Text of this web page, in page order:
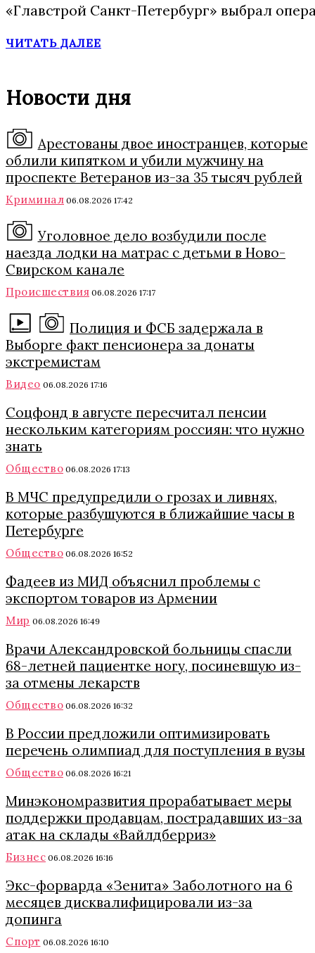
«Главстрой Санкт-Петербург» выбрал
ЧИТАТЬ ДАЛЕЕ
Новости дня
Арестованы двое иностранцев, которые
облили кипятком и убили мужчину на
проспекте Ветеранов из-за 35 тысяч рублей
Криминал 06.08.2026 17:42
Уголовное дело возбудили после
наезда лодки на матрас с детьми в Ново-
Свирском канале
Происшествия 06.08.2026 17:17
Полиция и ФСБ задержала в
Выборге факт пенсионера за донаты
экстремистам
Видео 06.08.2026 17:16
Соцфонд в августе пересчитал пенсии
нескольким категориям россиян: что нужно
знать
Общество 06.08.2026 17:13
В МЧС предупредили о грозах и ливнях,
которые разбушуются в ближайшие часы в
Петербурге
Общество 06.08.2026 16:52
Фадеев из МИД объяснил проблемы с
экспортом товаров из Армении
Мир 06.08.2026 16:49
Врачи Александровской больницы спасли
68-летней пациентке ногу, посиневшую из-
за отмены лекарств
Общество 06.08.2026 16:32
В России предложили оптимизировать
перечень олимпиад для поступления в вузы
Общество 06.08.2026 16:21
Минэкономразвития прорабатывает меры
поддержки продавцам, пострадавших из-за
атак на склады «Вайлдберриз»
Бизнес 06.08.2026 16:16
Экс-форварда «Зенита» Заболотного на 6
месяцев дисквалифицировали из-за
допинга
Спорт 06.08.2026 16:10